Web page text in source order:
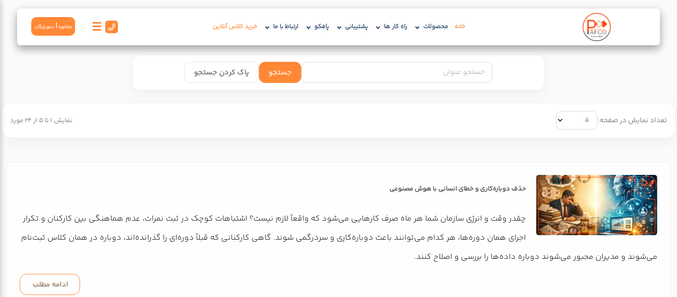
خانه محصولات راه کار ها پشتیبانی پافکو ارتباط با ما خرید کلاس آنلاین مشاوره | دمو رايگان ☰
تعداد نمایش در صفحه: نمایش 1 تا 5 از 24 مورد
حذف دوباره‌کاری و خطای انسانی با هوش مصنوعی
چقدر وقت و انرژی سازمان شما هر ماه صرف کارهایی می‌شود که واقعاً لازم نیست؟ اشتباهات کوچک در ثبت نمرات، عدم هماهنگی بین کارکنان و تکرار
اجرای همان دوره‌ها، هر کدام می‌توانند باعث دوباره‌کاری و سردرگمی شوند. گاهی کارکنانی که قبلاً دوره‌ای را گذرانده‌اند، دوباره در همان کلاس ثبت‌نام
می‌شوند و مدیران مجبور می‌شوند دوباره داده‌ها را بررسی و اصلاح کنند.
ادامه مطلب